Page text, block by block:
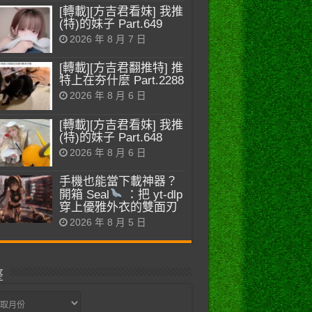
[轉載][方吉君看妹] 我推
(特)的妹子 Part.649
2026 年 8 月 7 日
[轉載][方吉君翻推特] 推
特上在夯什麼 Part.2288
2026 年 8 月 6 日
[轉載][方吉君看妹] 我推
(特)的妹子 Part.648
2026 年 8 月 6 日
手機也能當下載神器？
開箱 Seal
：把 yt-dlp
穿上優雅外衣的雙面刃
2026 年 8 月 5 日